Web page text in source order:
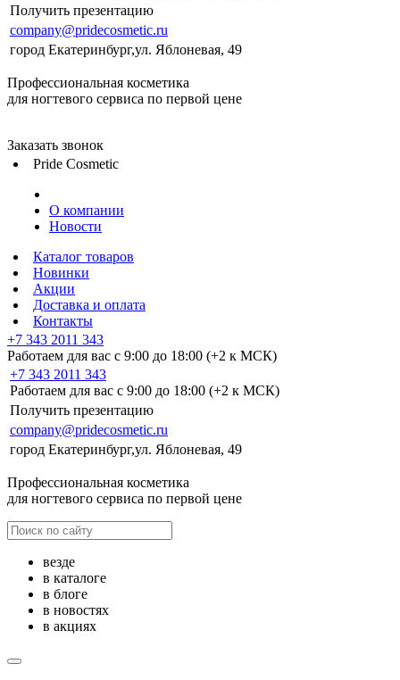
Получить презентацию
company@pridecosmetic.ru
город Екатеринбург,ул. Яблоневая, 49
Профессиональная косметика
для ногтевого сервиса по первой цене
Заказать звонок
Pride Cosmetic
О компании
Новости
Каталог товаров
Новинки
Акции
Доставка и оплата
Контакты
+7 343 2011 343
Работаем для вас с 9:00 до 18:00 (+2 к МСК)
+7 343 2011 343
Работаем для вас с 9:00 до 18:00 (+2 к МСК)
Получить презентацию
company@pridecosmetic.ru
город Екатеринбург,ул. Яблоневая, 49
Профессиональная косметика
для ногтевого сервиса по первой цене
везде
в каталоге
в блоге
в новостях
в акциях